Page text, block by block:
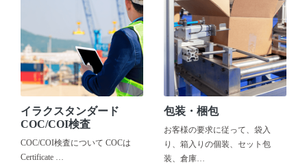
イラクスタンダード
COC/COI検査
COC/COI検査について COCは
Certificate …
包装・梱包
お客様の要求に従って、袋入
り、箱入りの個装、セット包
装、倉庫…